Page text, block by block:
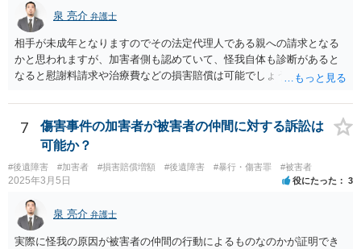
泉 亮介 弁護士
相手が未成年となりますのでその法定代理人である親への請求となる
かと思われますが、加害者側も認めていて、怪我自体も診断があると
なると慰謝料請求や治療費などの損害賠償は可能でしょう。 整骨院へ
い場合が多いです。 また、保険会社から提案される金額は低めに出さ
れることも多いため、その交渉のために弁護士を入れるということも
考えられるかと思われます。
7
傷害事件の加害者が被害者の仲間に対する訴訟は
可能か？
#後遺障害 #加害者 #損害賠償増額 #後遺障害 #暴行・傷害罪 #被害者
2025年3月5日 役にたった 3
泉 亮介 弁護士
実際に怪我の原因が被害者の仲間の行動によるものなのかが証明でき